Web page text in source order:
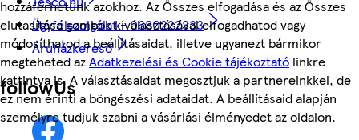
hozzáférhetünk azokhoz. Az Összes elfogadása és az Összes
elutasítása gombok kiválasztásával elfogadhatod vagy
módosíthatod a beállításaidat, illetve ugyanezt bármikor
megteheted azAdatkezelési és Cookie tájékoztató linkre
kattintva is. A választásaidat megosztjuk a partnereinkkel, de
ez nem érinti a böngészési adataidat. A beállításaid alapján
személyre tudjuk szabni a vásárlási élményedet az oldalon.
Ügyfélszolgálat - 0680222333
Áruházkereső
followUs